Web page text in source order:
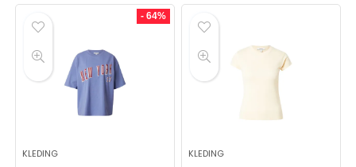
- 64%
KLEDING KLEDING